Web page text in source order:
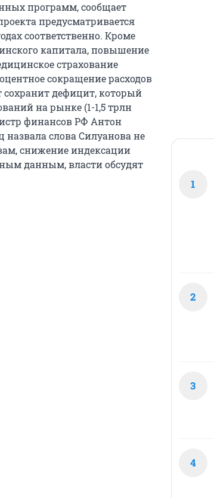
программ, сообщает
предусматривается
соответственно. Кроме
капитала, повышение
страхование
сокращение расходов
дефицит, который
на рынке (1-1,5 трлн
финансов РФ Антон
назвала слова Силуанова не
снижение индексации
данным, власти обсудят
1
2
3
4